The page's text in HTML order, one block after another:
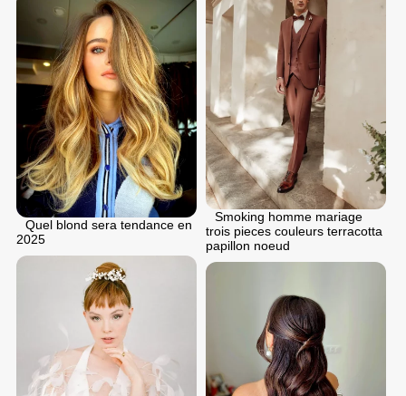
Smoking homme mariage
trois pieces couleurs terracotta
papillon noeud
Quel blond sera tendance en
2025